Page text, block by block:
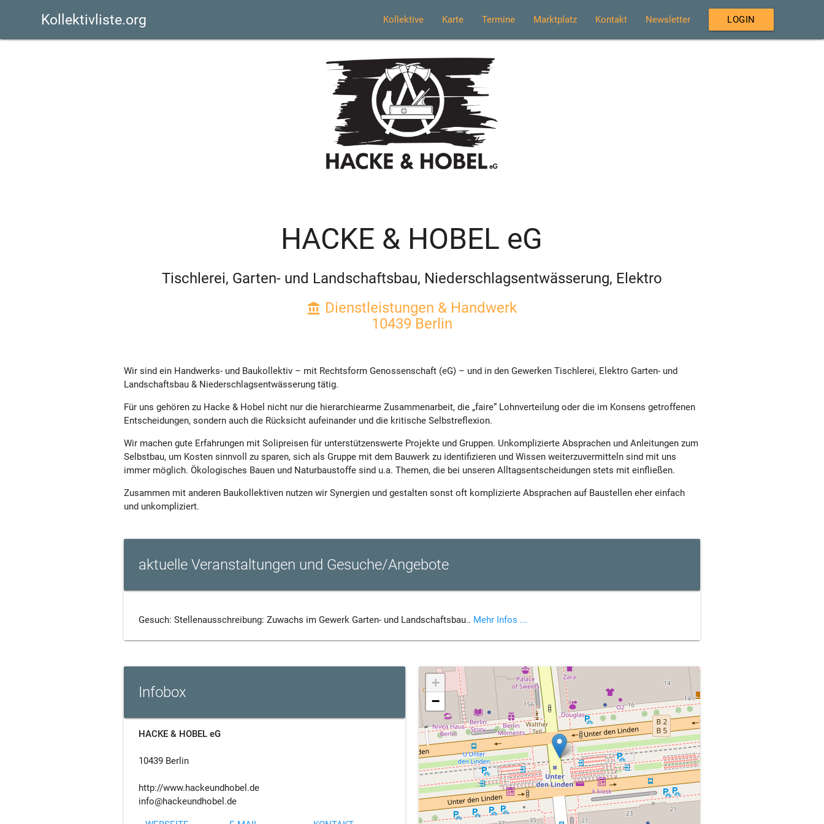
Kollektivliste.org Kollektive Karte Termine Marktplatz Kontakt Newsletter LOGIN
HACKE & HOBEL eG
Tischlerei, Garten- und Landschaftsbau, Niederschlagsentwässerung, Elektro
account_balance Dienstleistungen & Handwerk
10439 Berlin
Wir sind ein Handwerks- und Baukollektiv – mit Rechtsform Genossenschaft (eG) – und in den Gewerken Tischlerei, Elektro Garten- und
Landschaftsbau & Niederschlagsentwässerung tätig.
Für uns gehören zu Hacke & Hobel nicht nur die hierarchiearme Zusammenarbeit, die „faire“ Lohnverteilung oder die im Konsens getroffenen
Entscheidungen, sondern auch die Rücksicht aufeinander und die kritische Selbstreflexion.
Wir machen gute Erfahrungen mit Solipreisen für unterstützenswerte Projekte und Gruppen. Unkomplizierte Absprachen und Anleitungen zum
Selbstbau, um Kosten sinnvoll zu sparen, sich als Gruppe mit dem Bauwerk zu identifizieren und Wissen weiterzuvermitteln sind mit uns
immer möglich. Ökologisches Bauen und Naturbaustoffe sind u.a. Themen, die bei unseren Alltagsentscheidungen stets mit einfließen.
Zusammen mit anderen Baukollektiven nutzen wir Synergien und gestalten sonst oft komplizierte Absprachen auf Baustellen eher einfach
und unkompliziert.
aktuelle Veranstaltungen und Gesuche/Angebote
Gesuch: Stellenausschreibung: Zuwachs im Gewerk Garten- und Landschaftsbau.. Mehr Infos ...
Infobox
HACKE & HOBEL eG
10439 Berlin
http://www.hackeundhobel.de
info@hackeundhobel.de
+
−